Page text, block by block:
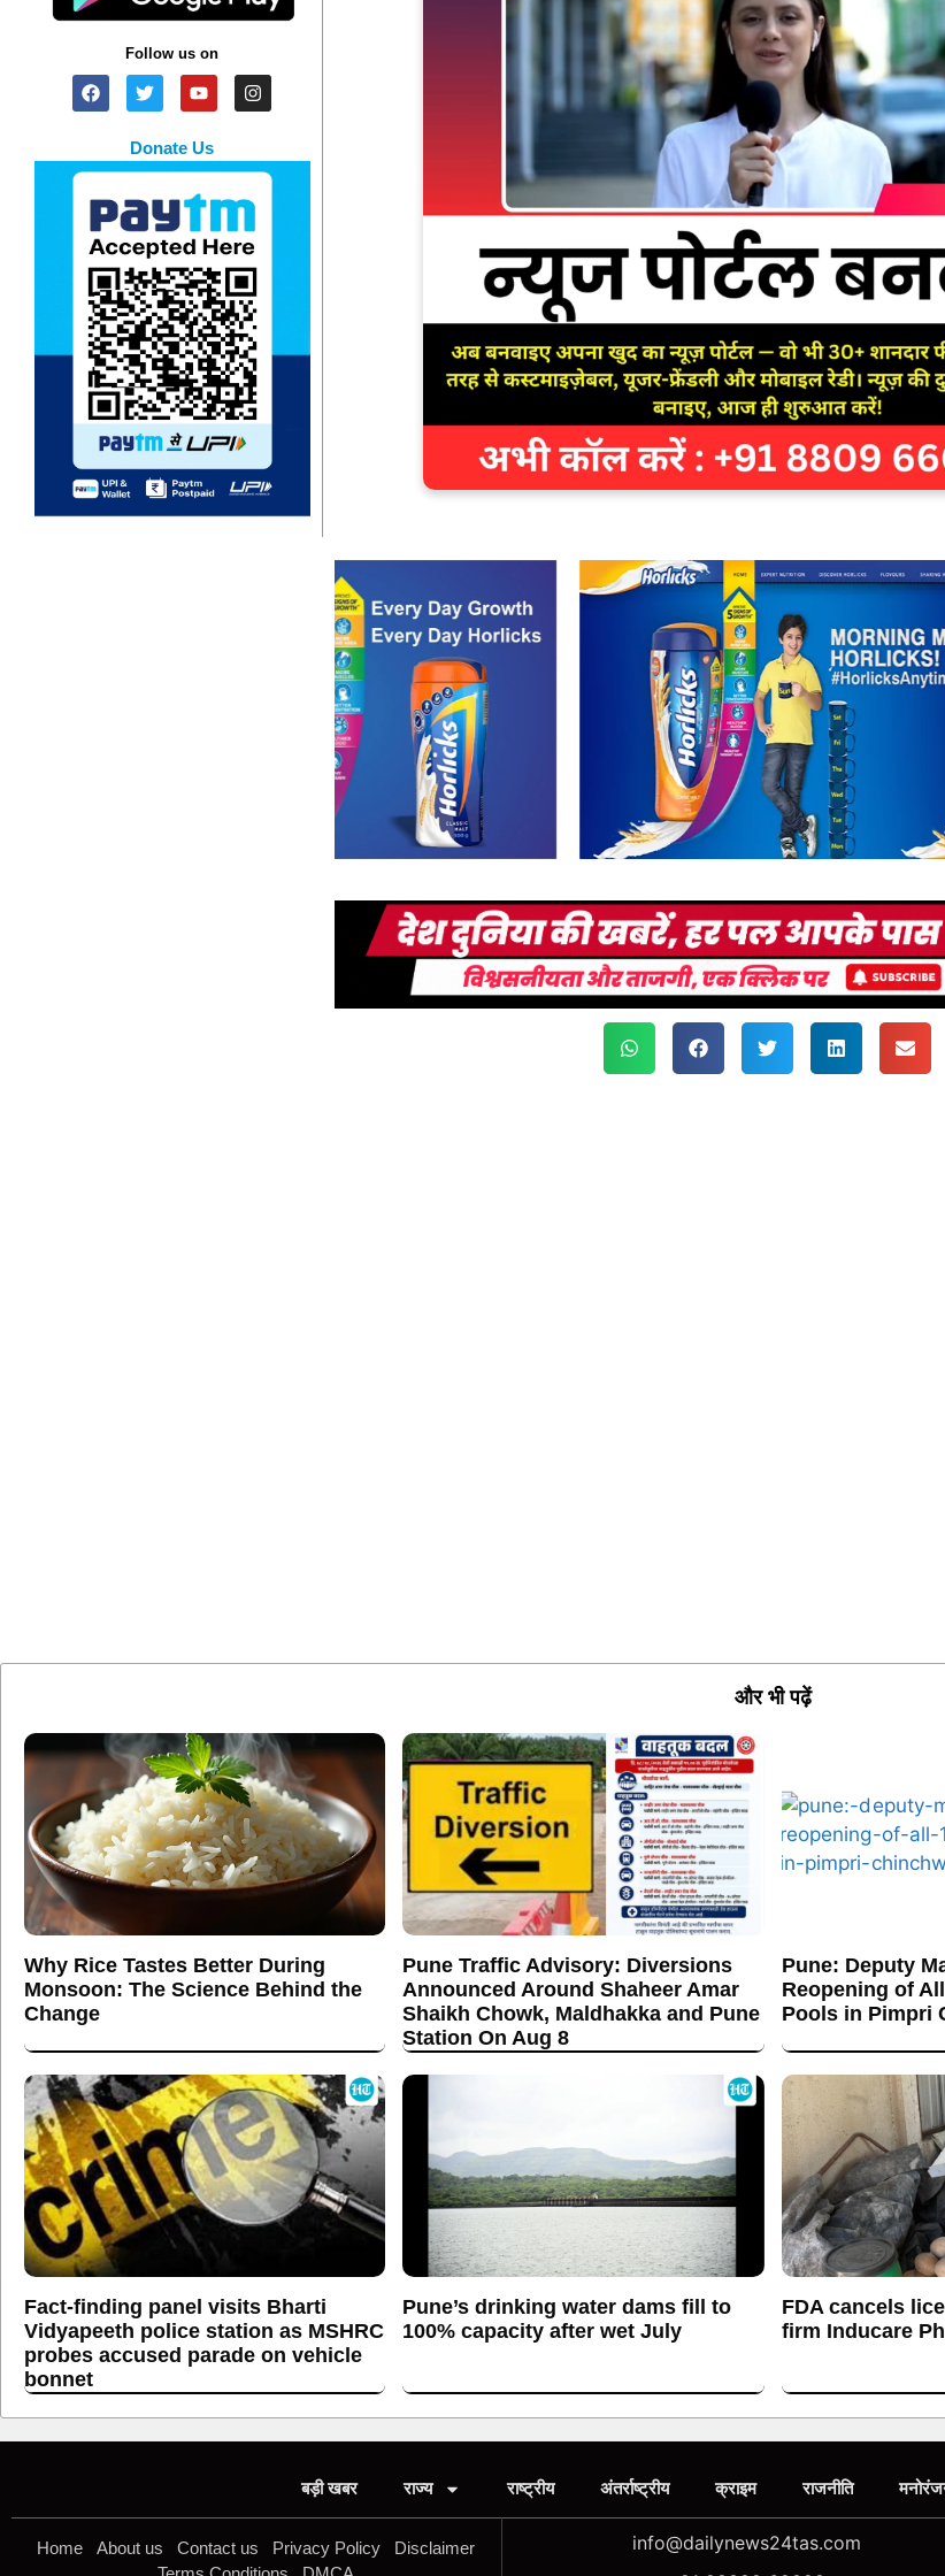
Follow us on
Donate Us
और भी पढ़ें
Why Rice Tastes Better During
Monsoon: The Science Behind the
Change
Pune Traffic Advisory: Diversions
Announced Around Shaheer Amar
Shaikh Chowk, Maldhakka and Pune
Station On Aug 8
Pune: Deputy
Reopening of
Pools in Pimpri
Fact-finding panel visits Bharti
Vidyapeeth police station as MSHRC
probes accused parade on vehicle
bonnet
Pune’s drinking water dams fill to
100% capacity after wet July
FDA cancels
firm Inducare
बड़ी खबर राज्य राष्ट्रीय अंतर्राष्ट्रीय क्राइम राजनीति
Home About us Contact us Privacy Policy
Disclaimer
info@dailynews24tas.com